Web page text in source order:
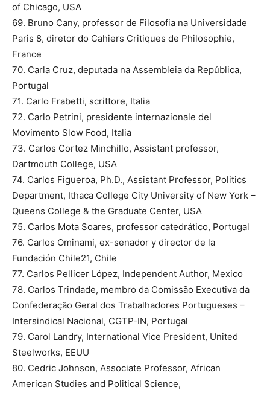
of Chicago, USA
69. Bruno Cany, professor de Filosofia na Universidade
Paris 8, diretor do Cahiers Critiques de Philosophie,
France
70. Carla Cruz, deputada na Assembleia da República,
Portugal
71. Carlo Frabetti, scrittore, Italia
72. Carlo Petrini, presidente internazionale del
Movimento Slow Food, Italia
73. Carlos Cortez Minchillo, Assistant professor,
Dartmouth College, USA
74. Carlos Figueroa, Ph.D., Assistant Professor, Politics
Department, Ithaca College City University of New York –
Queens College & the Graduate Center, USA
75. Carlos Mota Soares, professor catedrático, Portugal
76. Carlos Ominami, ex-senador y director de la
Fundación Chile21, Chile
77. Carlos Pellicer López, Independent Author, Mexico
78. Carlos Trindade, membro da Comissão Executiva da
Confederação Geral dos Trabalhadores Portugueses –
Intersindical Nacional, CGTP-IN, Portugal
79. Carol Landry, International Vice President, United
Steelworks, EEUU
80. Cedric Johnson, Associate Professor, African
American Studies and Political Science,